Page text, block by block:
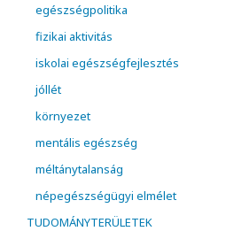
egészségpolitika
fizikai aktivitás
iskolai egészségfejlesztés
jóllét
környezet
mentális egészség
méltánytalanság
népegészségügyi elmélet
TUDOMÁNYTERÜLETEK